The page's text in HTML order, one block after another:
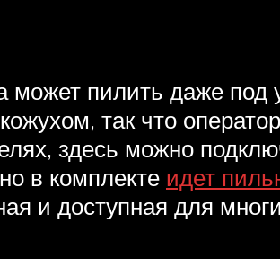
может пилить даже под
так что
здесь можно
в комплекте идет
и доступная для